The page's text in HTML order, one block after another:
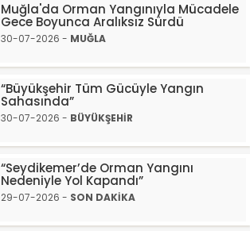
Muğla'da Orman Yangınıyla Mücadele
Gece Boyunca Aralıksız Sürdü
30-07-2026 - MUĞLA
“Büyükşehir Tüm Gücüyle Yangın
Sahasında”
30-07-2026 - BÜYÜKŞEHİR
“Seydikemer’de Orman Yangını
Nedeniyle Yol Kapandı”
29-07-2026 - SON DAKİKA